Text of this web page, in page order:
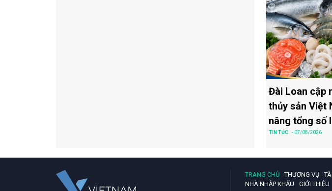
Đài Loan cập
thủy sản Việt
nâng tổng số
TIN TỨC - 07/08/2026
TRANG CHỦ THƯƠNG VỤ
NHÀ NHẬP KHẨU
GIỚI THIỆU